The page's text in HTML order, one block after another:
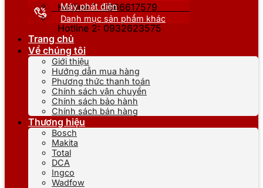
Hotline 1: 0866617579
Hotline 2: 0932623575
Máy phát điện
Danh mục sản phẩm khác
Trang chủ
Về chúng tôi
Giới thiệu
Hướng dẫn mua hàng
Phương thức thanh toán
Chính sách vận chuyển
Chính sách bảo hành
Chính sách bán hàng
Thương hiệu
Bosch
Makita
Total
DCA
Ingco
Wadfow